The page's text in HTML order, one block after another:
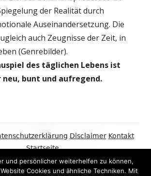
der Realität durch
Auseinandersetzung. Die
auch Zeugnisse der Zeit, in
(Genrebilder).
des täglichen Lebens ist
bunt und aufregend.
Disclaimer Kontakt
Startseite
Johannes Keuser – fotorealistische
und persönlicher weiterhelfen zu können,
Cookies und ähnliche Techniken. Mit